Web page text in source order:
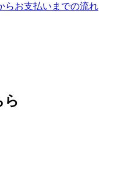
らお支払いまでの流れ
ら